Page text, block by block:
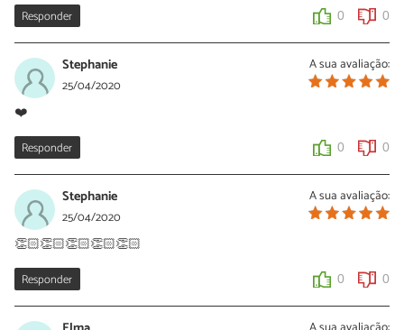
Responder 0 0
A sua avaliação:
Stephanie
25/04/2020
❤️
Responder 0 0
A sua avaliação:
Stephanie
25/04/2020
👏🏻👏🏻👏🏻👏🏻👏🏻
Responder 0 0